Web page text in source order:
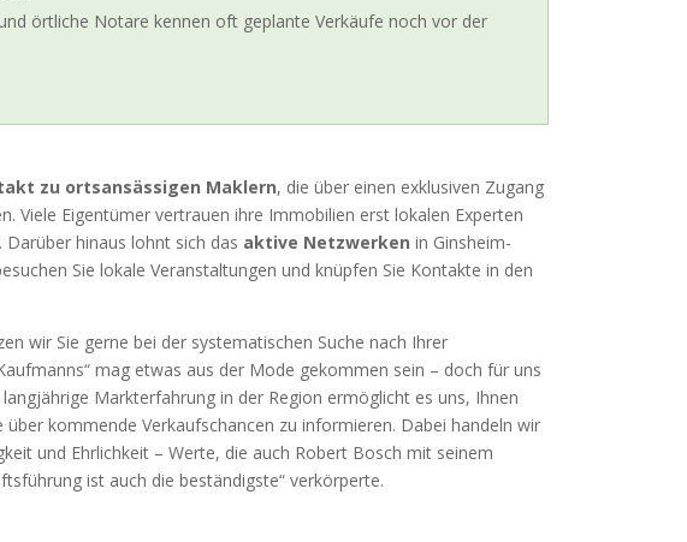
örtliche Notare kennen oft geplante Verkäufe noch vor der
zu ortsansässigen Maklern, die über einen exklusiven Zugang
Viele Eigentümer vertrauen ihre Immobilien erst lokalen Experten
hinaus lohnt sich das aktive Netzwerken in Ginsheim-
Sie lokale Veranstaltungen und knüpfen Sie Kontakte in den
wir Sie gerne bei der systematischen Suche nach Ihrer
mag etwas aus der Mode gekommen sein – doch für uns
Markterfahrung in der Region ermöglicht es uns, Ihnen
kommende Verkaufschancen zu informieren. Dabei handeln wir
und Ehrlichkeit – Werte, die auch Robert Bosch mit seinem
ist auch die beständigste“ verkörperte.